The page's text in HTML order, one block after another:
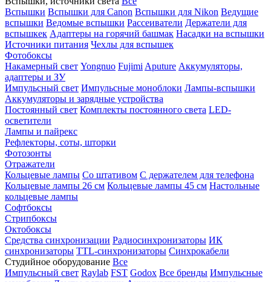
Вспышки Вспышки для Canon Вспышки для Nikon Ведущие
вспышки Ведомые вспышки Рассеиватели Держатели для
вспышкек Адаптеры на горячий башмак Насадки на вспышки
Источники питания Чехлы для вспышек
Фотобоксы
Накамерный свет Yongnuo Fujimi Aputure Аккумуляторы,
адаптеры и ЗУ
Импульсный свет Импульсные моноблоки Лампы-вспышки
Аккумуляторы и зарядные устройства
Постоянный свет Комплекты постоянного света LED-
осветители
Лампы и пайрекс
Рефлекторы, соты, шторки
Фотозонты
Отражатели
Кольцевые лампы Со штативом С держателем для телефона
Кольцевые лампы 26 см Кольцевые лампы 45 см Настольные
кольцевые лампы
Софтбоксы
Стрипбоксы
Октобоксы
Средства синхронизации Радиосинхронизаторы ИК
синхронизаторы TTL-синхронизаторы Синхрокабели
Студийное оборудование Все
Импульсный свет Raylab FST Godox Все бренды Импульсные